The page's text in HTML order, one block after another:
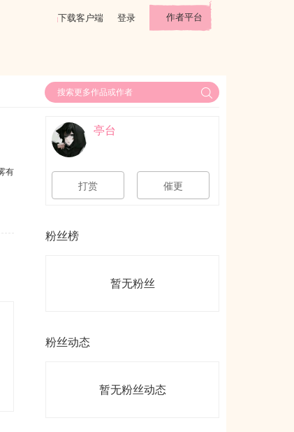
下载客户端 登录 作者平台
有
亭台
打赏 催更
粉丝榜
暂无粉丝
粉丝动态
暂无粉丝动态